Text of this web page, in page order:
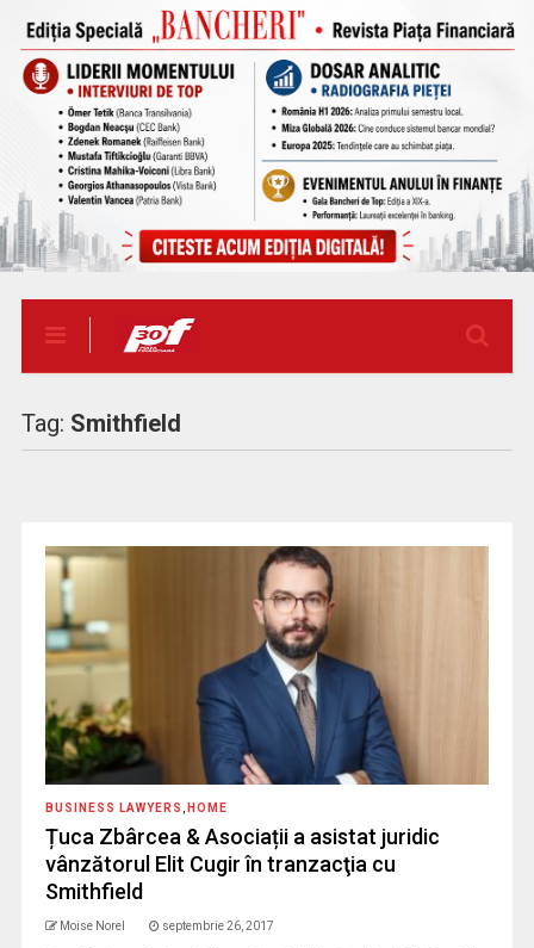
Tag: Smithfield
BUSINESS LAWYERS HOME
Țuca Zbârcea & Asociații a asistat juridic
vânzătorul Elit Cugir în tranzacţia cu
Smithfield
Moise Norel septembrie 26, 2017